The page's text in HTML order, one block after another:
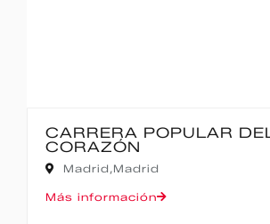
CARRERA POPULAR DEL
CORAZÓN
Madrid,Madrid
Más información